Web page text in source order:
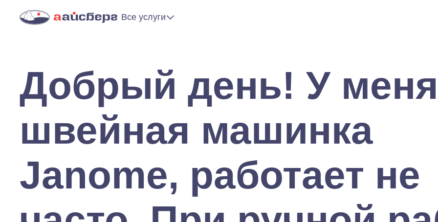
Все услуги
Добрый день! У меня
швейная машинка
Janome, работает не